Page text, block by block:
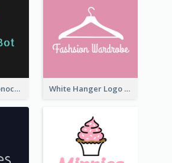
Professional Monochrome Logo For Security Services White Hanger Logo For Clothes Store